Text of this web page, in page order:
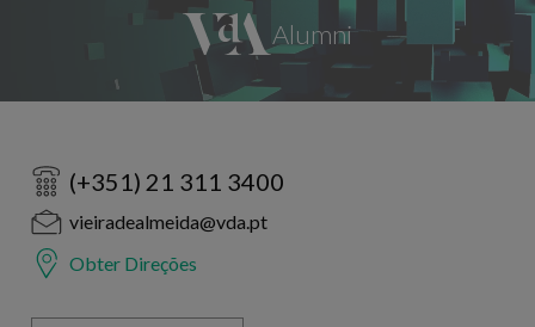
(+351) 21 311 3400
vieiradealmeida@vda.pt
Obter Direções